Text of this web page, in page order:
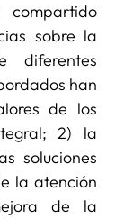
sobre la
diferentes
han
de los
2) la
soluciones
la atención
de la